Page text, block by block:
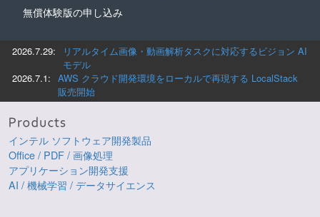
無償体験版の申し込み
2026.7.29:
リアルタイム画像・動画解析タスクに対応するビジョン AI
モデル
2026.7.1: AWS クラウド開発環境をローカルで再現する LocalStack
販売開始
インテル ソフトウェア開発製品
Office / PDF / 画像処理
アプリケーション開発支援
AI / 機械学習 / データサイエンス